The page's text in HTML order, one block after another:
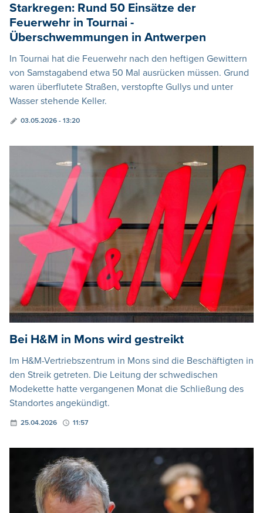
Starkregen: Rund 50 Einsätze der
Feuerwehr in Tournai -
Überschwemmungen in Antwerpen
In Tournai hat die Feuerwehr nach den heftigen Gewittern
von Samstagabend etwa 50 Mal ausrücken müssen. Grund
waren überflutete Straßen, verstopfte Gullys und unter
Wasser stehende Keller.
03.05.2026 - 13:20
Bei H&M in Mons wird gestreikt
Im H&M-Vertriebszentrum in Mons sind die Beschäftigten in
den Streik getreten. Die Leitung der schwedischen
Modekette hatte vergangenen Monat die Schließung des
Standortes angekündigt.
25.04.2026 11:57